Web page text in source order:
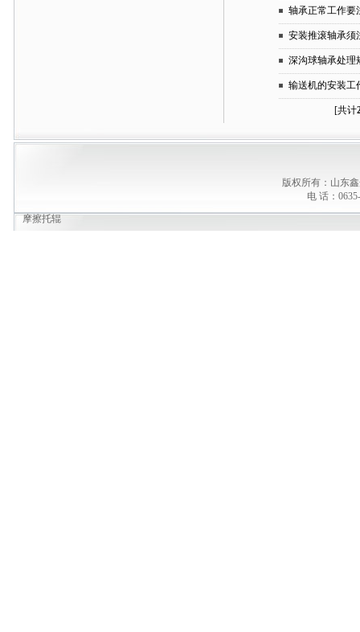
轴承正常工作要
安装推滚轴承须
深沟球轴承处理
输送机的安装工
[共计
版权所有：山东
电 话：
摩擦托辊